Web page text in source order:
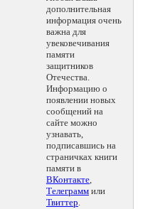
дополнительная
информация очень
важна для
увековечивания
памяти
защитников
Отечества.
Информацию о
появлении новых
сообщений на
сайте можно
узнавать,
подписавшись на
страничках книги
памяти в
ВКонтакте,
Телеграмм или
Твиттер.